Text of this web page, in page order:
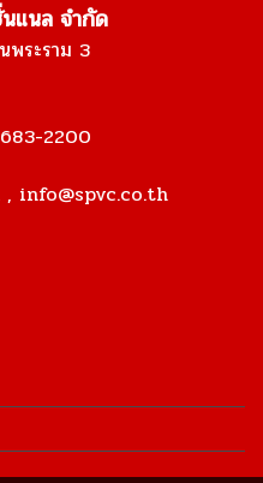
แนล จำกัด
ระราม 3
2200
, info@spvc.co.th